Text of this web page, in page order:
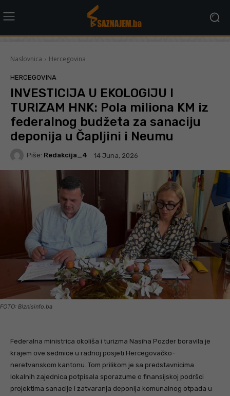
Naslovnica Hercegovina
HERCEGOVINA
INVESTICIJA U EKOLOGIJU I
TURIZAM HNK: Pola miliona KM iz
federalnog budžeta za sanaciju
deponija u Čapljini i Neumu
Piše: Redakcija_4 14 Juna, 2026
FOTO: Biznisinfo.ba
Federalna ministrica okoliša i turizma Nasiha Pozder boravila je
krajem ove sedmice u radnoj posjeti Hercegovačko-
neretvanskom kantonu. Tom prilikom je sa predstavnicima
lokalnih zajednica potpisala sporazume o finansijskoj podršci
projektima sanacije i zatvaranja deponija komunalnog otpada u